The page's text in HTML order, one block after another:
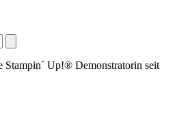
Stampin´ Up!® Demonstratorin seit